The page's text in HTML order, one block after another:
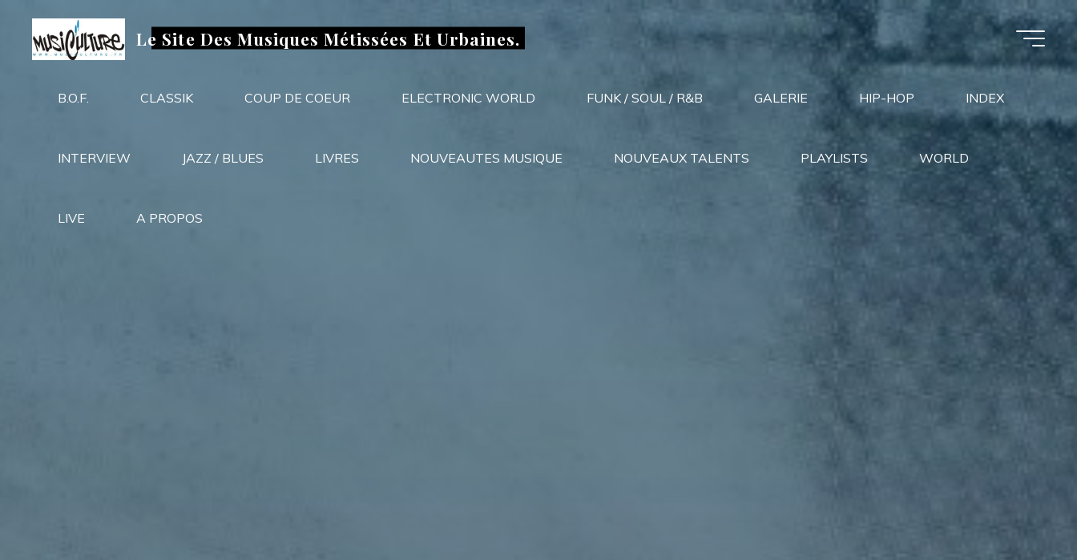
contenu
Le Site Des Musiques Métissées Et Urbaines.
B.O.F. CLASSIK COUP DE COEUR ELECTRONIC WORLD FUNK / SOUL / R&B GALERIE HIP-HOP INDEX
INTERVIEW JAZZ / BLUES LIVRES NOUVEAUTES MUSIQUE NOUVEAUX TALENTS PLAYLISTS WORLD
LIVE A PROPOS